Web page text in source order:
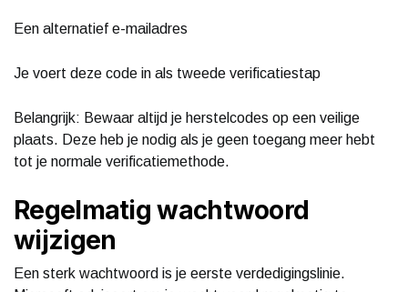
Een alternatief e-mailadres
Je voert deze code in als tweede verificatiestap
Belangrijk: Bewaar altijd je herstelcodes op een veilige
plaats. Deze heb je nodig als je geen toegang meer hebt
tot je normale verificatiemethode.
Regelmatig wachtwoord
wijzigen
Een sterk wachtwoord is je eerste verdedigingslinie.